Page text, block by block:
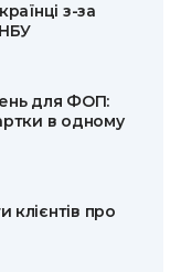
з-за
для ФОП:
в одному
клієнтів про